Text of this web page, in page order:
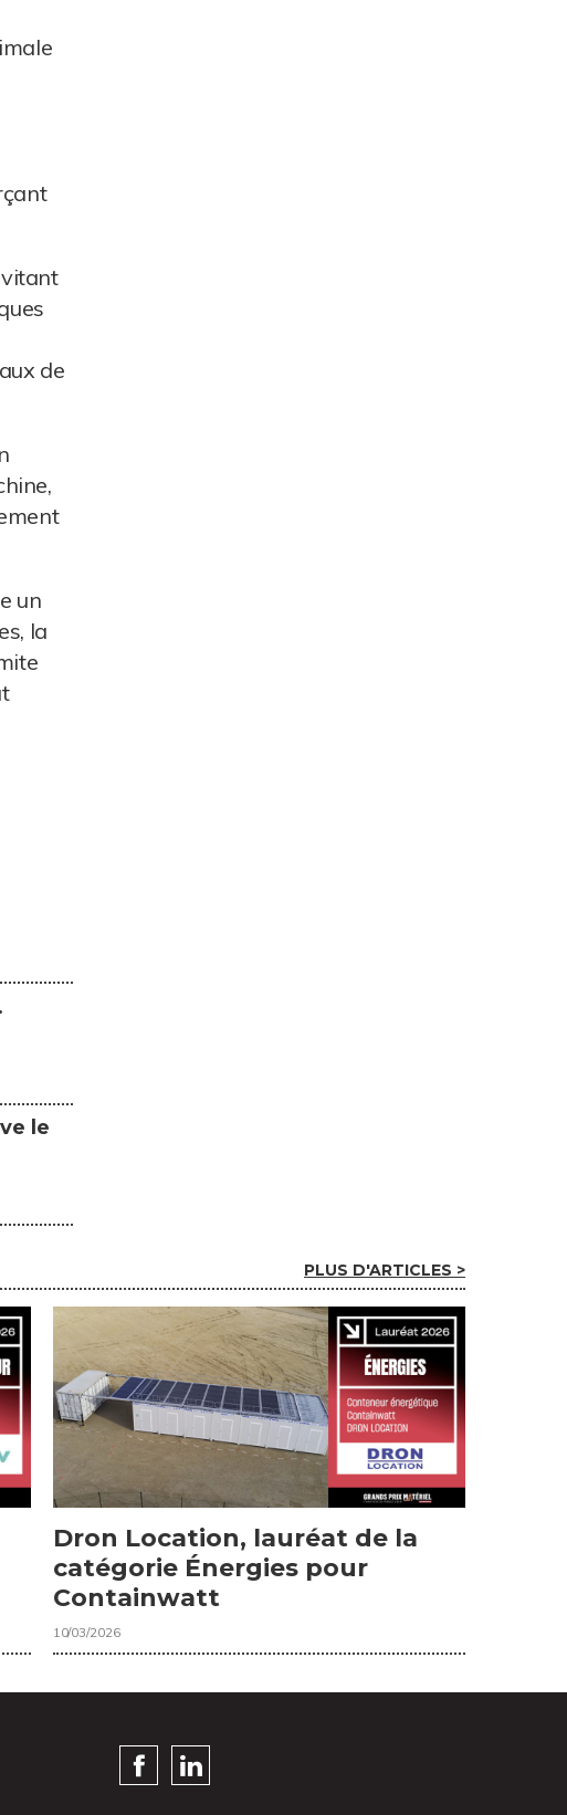
de
un
la
le
PLUS D'ARTICLES >
Dron Location, lauréat de la
catégorie Énergies pour
Containwatt
10/03/2026